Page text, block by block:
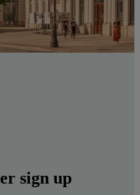
sign up